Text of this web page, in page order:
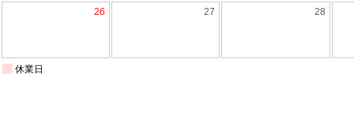
26 27 28
休業日